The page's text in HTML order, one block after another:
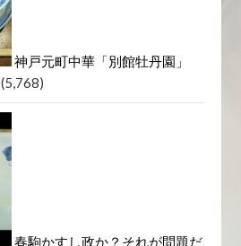
神戸元町中華「別館牡丹園」
(5,768)
春駒かすし政か？それが問題だ